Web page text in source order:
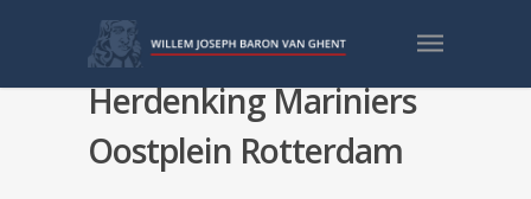
Kranslegging /
Herdenking Mariniers
Oostplein Rotterdam